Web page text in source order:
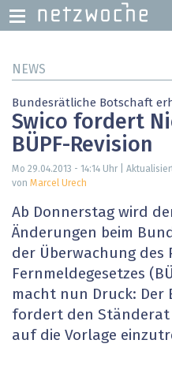
zumNEWS
Bundesrätliche Botschaft
Swico fordert
BÜPF-Revision
Mo 29.04.2013 - 14:14 Uhr |
von Marcel Urech
Ab Donnerstag wird
Änderungen beim
der Überwachung des
Fernmeldegesetzes
macht nun Druck: Der
fordert den
auf die Vorlage